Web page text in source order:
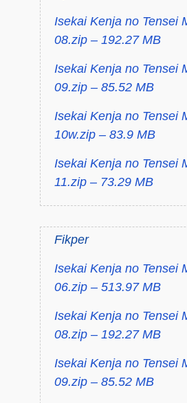
Isekai Kenja no Tensei
08.zip – 192.27 MB
Isekai Kenja no Tensei
09.zip – 85.52 MB
Isekai Kenja no Tensei
10w.zip – 83.9 MB
Isekai Kenja no Tensei
11.zip – 73.29 MB
Fikper
Isekai Kenja no Tensei
06.zip – 513.97 MB
Isekai Kenja no Tensei
08.zip – 192.27 MB
Isekai Kenja no Tensei
09.zip – 85.52 MB